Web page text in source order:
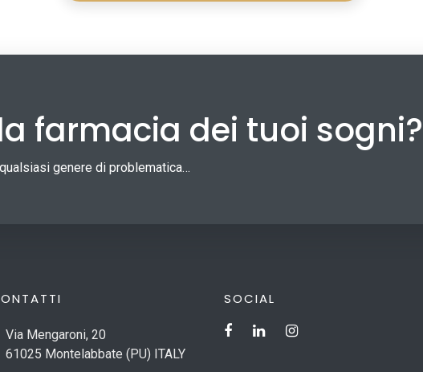
farmacia dei tuoi sogni?
genere di problematica…
Via Mengaroni, 20
61025 Montelabbate (PU) ITALY
SOCIAL